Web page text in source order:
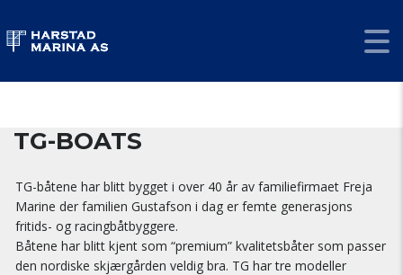
TG-BOATS
TG-båtene har blitt bygget i over 40 år av familiefirmaet Freja
Marine der familien Gustafson i dag er femte generasjons
fritids- og racingbåtbyggere.
Båtene har blitt kjent som “premium” kvalitetsbåter som passer
den nordiske skjærgården veldig bra. TG har tre modeller